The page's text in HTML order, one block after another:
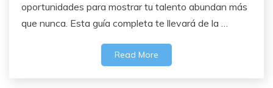
oportunidades para mostrar tu talento abundan más
que nunca. Esta guía completa te llevará de la …
Read More